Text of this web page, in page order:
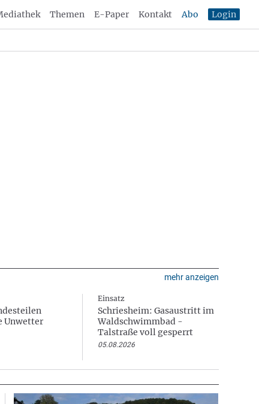
Themen E-Paper Kontakt Abo Login
mehr anzeigen
Unwetter
Einsatz
Schriesheim: Gasaustritt im
Waldschwimmbad -
Talstraße voll gesperrt
05.08.2026